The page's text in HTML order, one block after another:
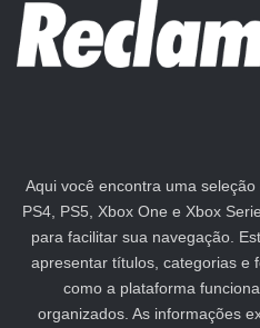
Aqui você encontra uma
PS4, PS5, Xbox One e Xbox
para facilitar sua navegação.
apresentar títulos, categorias e
como a plataforma
organizados. As informações